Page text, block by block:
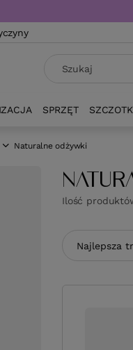
SPRZĘT
Naturalne odżywki
Ilość
Zmień
Najlepsza